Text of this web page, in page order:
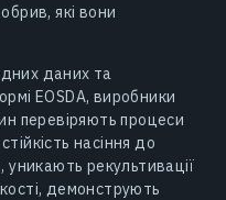
які вони
даних та
EOSDA, виробники
перевіряють процеси
насіння до
уникають рекультивації
демонструють